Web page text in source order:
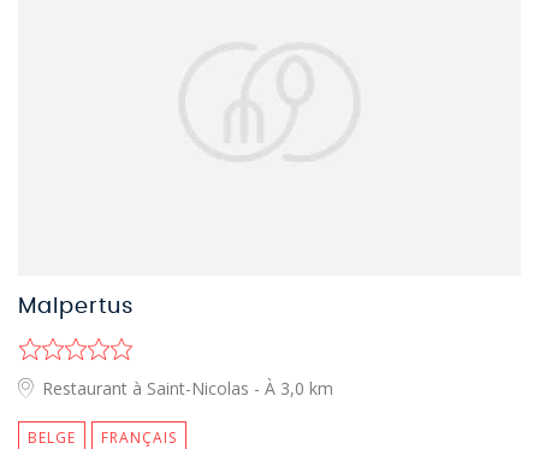
Malpertus
Restaurant à Saint-Nicolas - À 3,0 km
BELGE FRANÇAIS